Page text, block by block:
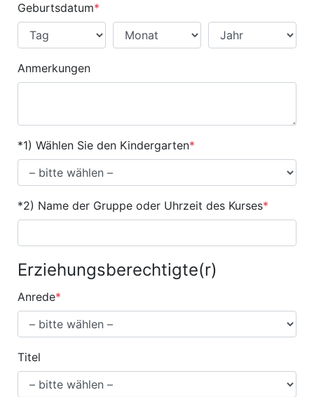
Geburtsdatum*
Anmerkungen
*1) Wählen Sie den Kindergarten*
*2) Name der Gruppe oder Uhrzeit des Kurses*
Erziehungsberechtigte(r)
Anrede*
Titel